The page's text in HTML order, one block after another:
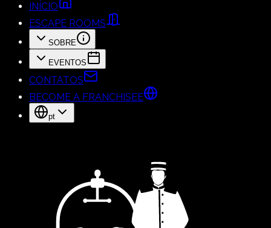
INÍCIO
ESCAPE ROOMS
SOBRE
EVENTOS
CONTATOS
BECOME A FRANCHISEE
pt